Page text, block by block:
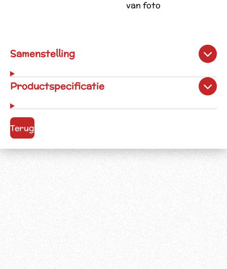
van foto
Samenstelling
Productspecificatie
Terug